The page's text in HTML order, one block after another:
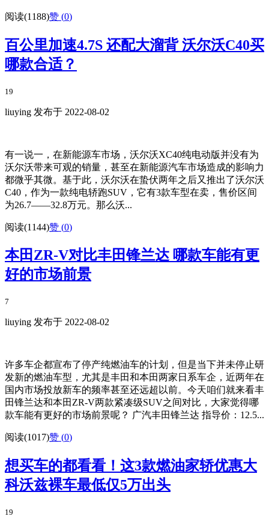
阅读(1188)赞 (0)
百公里加速4.7S 还配大溜背 沃尔沃C40买
哪款合适？
19
liuying 发布于 2022-08-02
有一说一，在新能源车市场，沃尔沃XC40纯电动版并没有为
沃尔沃带来可观的销量，甚至在新能源汽车市场造成的影响力
都微乎其微。基于此，沃尔沃在蛰伏两年之后又推出了沃尔沃
C40，作为一款纯电轿跑SUV，它有3款车型在卖，售价区间
为26.7——32.8万元。那么沃...
阅读(1144)赞 (0)
本田ZR-V对比丰田锋兰达 哪款车能有更
好的市场前景
7
liuying 发布于 2022-08-02
许多车企都宣布了停产纯燃油车的计划，但是当下并未停止研
发新的燃油车型，尤其是丰田和本田两家日系车企，近两年在
国内市场投放新车的频率甚至还远超以前。今天咱们就来看丰
田锋兰达和本田ZR-V两款紧凑级SUV之间对比，大家觉得哪
款车能有更好的市场前景呢？ 广汽丰田锋兰达 指导价：12.5...
阅读(1017)赞 (0)
想买车的都看看！这3款燃油家轿优惠大
科沃兹裸车最低仅5万出头
19